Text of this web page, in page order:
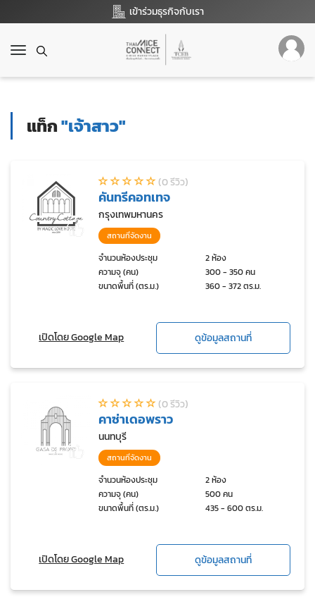
เข้าร่วมธุรกิจกับเรา
T
g
แท็ก"เจ้าสาว"
(0 รีวิว)
คันทรีคอทเทจ
กรุงเทพมหานคร
สถานที่จัดงาน
จำนวนห้องประชุม
2 ห้อง
ความจุ (คน)
300 - 350 คน
ขนาดพื้นที่ (ตร.ม.)
360 - 372 ตร.ม.
เปิดโดย Google Map ดูข้อมูลสถานที่
(0 รีวิว)
คาซ่าเดอพราว
นนทบุรี
สถานที่จัดงาน
จำนวนห้องประชุม
2 ห้อง
ความจุ (คน)
500 คน
ขนาดพื้นที่ (ตร.ม.)
435 - 600 ตร.ม.
เปิดโดย Google Map ดูข้อมูลสถานที่